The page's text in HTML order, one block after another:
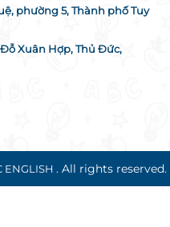
phường 5, Thành phố Tuy
Xuân Hợp, Thủ Đức,
ENGLISH . All rights reserved.